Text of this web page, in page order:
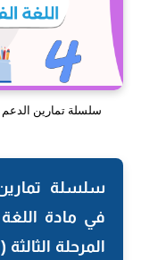
سلسلة تمارين الدعم
سلسلة تمارين
في مادة
المرحلة